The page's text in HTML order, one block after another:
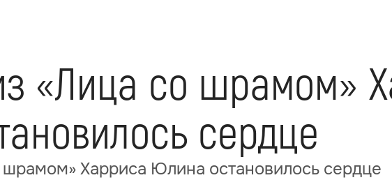
«Лица со шрамом»
сердце
шрамом» Харриса Юлина остановилось сердце